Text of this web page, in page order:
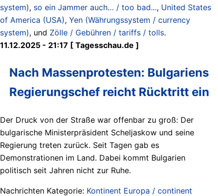
system), so ein Jammer auch… / too bad..., United States
of America (USA), Yen (Währungssystem / currency
system), und Zölle / Gebühren / tariffs / tolls.
11.12.2025 - 21:17 [ Tagesschau.de ]
Nach Massenprotesten: Bulgariens
Regierungschef reicht Rücktritt ein
Der Druck von der Straße war offenbar zu groß: Der
bulgarische Ministerpräsident Scheljaskow und seine
Regierung treten zurück. Seit Tagen gab es
Demonstrationen im Land. Dabei kommt Bulgarien
politisch seit Jahren nicht zur Ruhe.
Nachrichten Kategorie: Kontinent Europa / continent